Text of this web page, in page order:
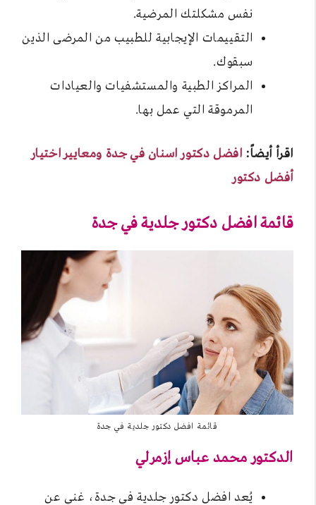
نفس مشكلتك المرضية.
التقييمات الإيجابية للطبيب من المرضى الذين
سبقوك.
المراكز الطبية والمستشفيات والعيادات
المرموقة التي عمل بها.
اقرأ أيضاً: افضل دكتور اسنان في جدة ومعايير اختيار
أفضل دكتور
قائمة افضل دكتور جلدية في جدة
قائمة افضل دكتور جلدية في جدة
الدكتور محمد عباس إزمرلي
يُعد افضل دكتور جلدية في جدة، غني عن